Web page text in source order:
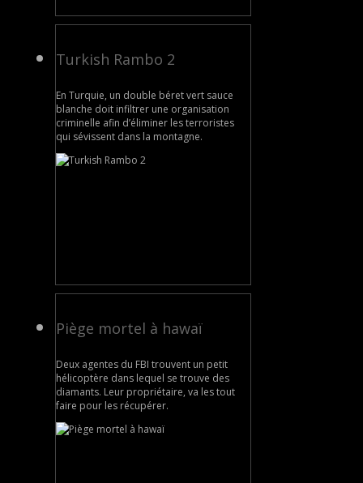
Turkish Rambo 2
En Turquie, un double béret vert sauce
blanche doit infiltrer une organisation
criminelle afin d’éliminer les terroristes
qui sévissent dans la montagne.
Piège mortel à hawaï
Deux agentes du FBI trouvent un petit
hélicoptère dans lequel se trouve des
diamants. Leur propriétaire, va les tout
faire pour les récupérer.